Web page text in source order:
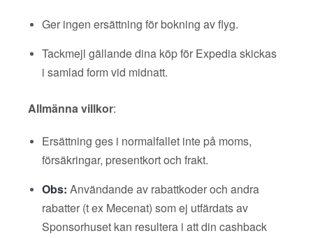
Ger ingen ersättning för bokning av flyg.
Tackmejl gällande dina köp för Expedia skickas
i samlad form vid midnatt.
Allmänna villkor:
Ersättning ges i normalfallet inte på moms,
försäkringar, presentkort och frakt.
Obs: Användande av rabattkoder och andra
rabatter (t ex Mecenat) som ej utfärdats av
Sponsorhuset kan resultera i att din cashback